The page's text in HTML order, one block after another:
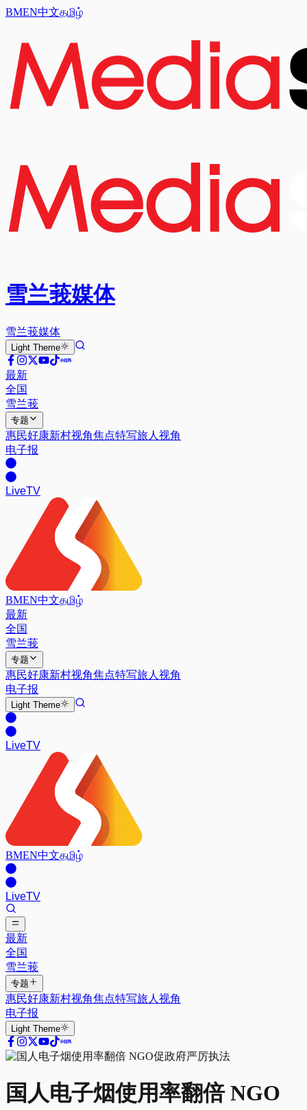
BMEN中文தமிழ்
雪兰莪媒体
雪兰莪媒体
Light Theme
最新
全国
雪兰莪
专题
惠民好康新村视角焦点特写旅人视角
电子报
LiveTV
BMEN中文தமிழ்
最新
全国
雪兰莪
专题
惠民好康新村视角焦点特写旅人视角
电子报
Light Theme
LiveTV
BMEN中文தமிழ்
LiveTV
最新
全国
雪兰莪
专题
惠民好康新村视角焦点特写旅人视角
电子报
Light Theme
国人电子烟使用率翻倍 NGO